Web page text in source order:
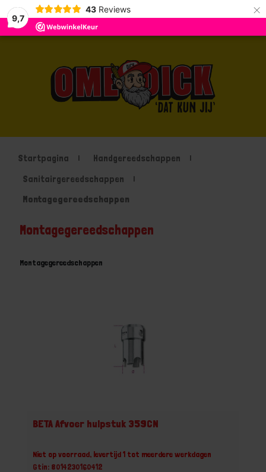
9,7
43 Reviews ×
Startpagina
Handgereedschappen
Sanitairgereedschappen
Montagegereedschappen
Montagegereedschappen
Montagegereedschappen
BETA Afvoer hulpstuk 359CN
Niet op voorraad, levertijd 1 tot meerdere werkdagen
Gtin: 8014230160412